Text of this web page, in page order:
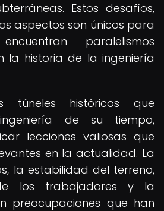
Estos desafíos,
aspectos son únicos para
paralelismos
la historia de la ingeniería
túneles históricos que
de su tiempo,
lecciones valiosas que
en la actualidad. La
la estabilidad del terreno,
los trabajadores y la
preocupaciones que han